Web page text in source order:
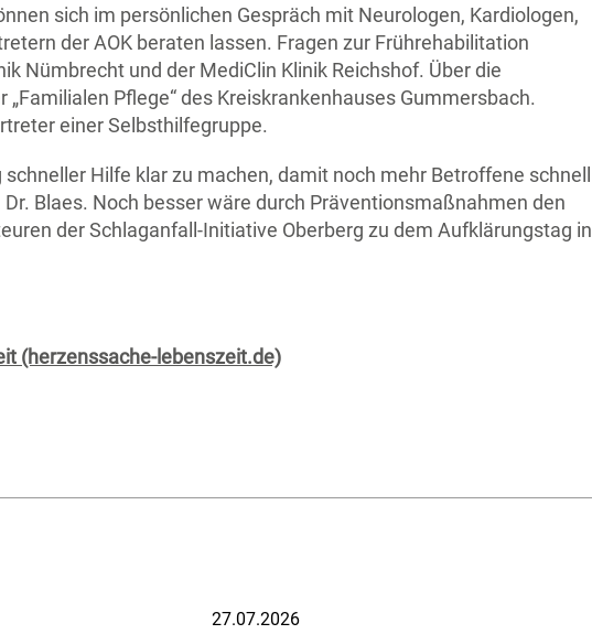
sich im persönlichen Gespräch mit Neurologen, Kardiologen,
der AOK beraten lassen. Fragen zur Frührehabilitation
Nümbrecht und der MediClin Klinik Reichshof. Über die
Pflege“ des Kreiskrankenhauses Gummersbach.
einer Selbsthilfegruppe.
Hilfe klar zu machen, damit noch mehr Betroffene schnell
Blaes. Noch besser wäre durch Präventionsmaßnahmen den
der Schlaganfall-Initiative Oberberg zu dem Aufklärungstag in
(herzenssache-lebenszeit.de)
27.07.2026